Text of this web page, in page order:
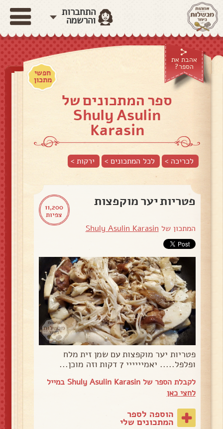
התחברות
והרשמה
אהבת את
הספר?
חפשי
מתכון
ספר המתכונים של
Shuly Asulin
Karasin
לכריכה > לכל המתכונים > ירקות>
11,200
צפיות
פטריות יער מוקפצות
המתכון של Shuly Asulin Karasin
פטריות יער מוקפצות עם שמן זית מלח
ופלפל..... יאמיייייי 7 דקות וזה מוכן...
לקבלת הספר של Shuly Asulin Karasin במייל
לחצי כאן
הוספה לספר
המתכונים שלי